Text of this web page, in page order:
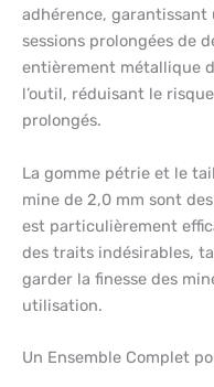
adhérence,
sessions prolongées de
entièrement métallique
l’outil, réduisant le
prolongés.
La gomme pétrie et le
mine de 2,0 mm sont
est particulièrement
des traits indésirables,
garder la finesse des
utilisation.
Un Ensemble Complet